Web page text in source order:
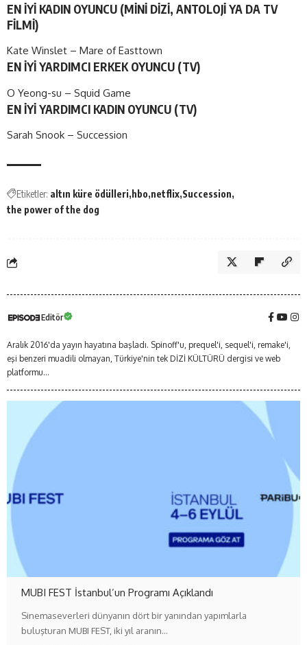
EN İYİ KADIN OYUNCU (MİNİ DİZİ, ANTOLOJİ YA DA TV
FİLMİ)
Kate Winslet – Mare of Easttown
EN İYİ YARDIMCI ERKEK OYUNCU (TV)
O Yeong-su – Squid Game
EN İYİ YARDIMCI KADIN OYUNCU (TV)
Sarah Snook – Succession
Etiketler: altın küre ödülleri hbo netflix Succession
the power of the dog
Editör
Aralık 2016'da yayın hayatına başladı. Spinoff'u, prequel'i, sequel'i, remake'i,
eşi benzeri muadili olmayan, Türkiye'nin tek DİZİ KÜLTÜRÜ dergisi ve web
platformu...
MUBI FEST İstanbul’un Programı Açıklandı
Sinemaseverleri dünyanın dört bir yanından yapımlarla
buluşturan MUBI FEST, iki yıl aranın…